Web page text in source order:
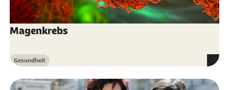
Magenkrebs
Kategorie
Gesundheit